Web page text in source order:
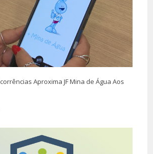
Aproxima JF Mina de Água Aos